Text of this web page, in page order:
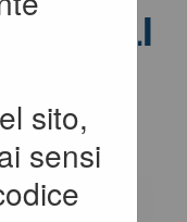
sito,
sensi